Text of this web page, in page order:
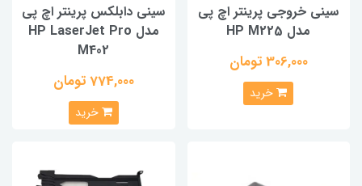
سینی خروجی پرینتر اچ پی
مدل HP M225
306,000 تومان
خرید
سینی دابلکس پرینتر اچ پی
مدل HP LaserJet Pro
M402
774,000 تومان
خرید